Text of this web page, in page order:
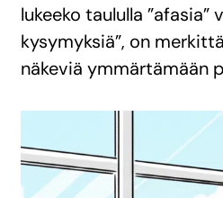
lukeeko taululla
kysymyksiä”, on
näkeviä ymmärtämään